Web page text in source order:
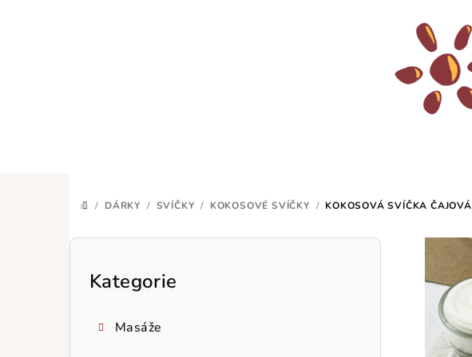
DOMŮ
/ DÁRKY / SVÍČKY / KOKOSOVÉ SVÍČKY / KOKOSOVÁ SVÍČKA ČAJOVÁ
P
Přeskočit
Kategorie
Masáže